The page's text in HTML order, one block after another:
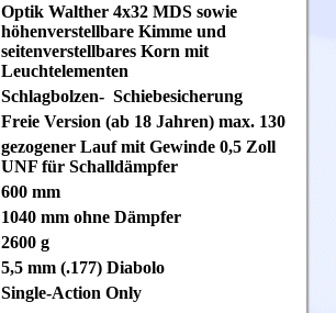
Optik Walther 4x32 MDS sowie
höhenverstellbare Kimme und
seitenverstellbares Korn mit
Leuchtelementen
Schlagbolzen- Schiebesicherung
Freie Version (ab 18 Jahren) max. 130
gezogener Lauf mit Gewinde 0,5 Zoll
UNF für Schalldämpfer
600 mm
1040 mm ohne Dämpfer
2600 g
5,5 mm (.177) Diabolo
Single-Action Only